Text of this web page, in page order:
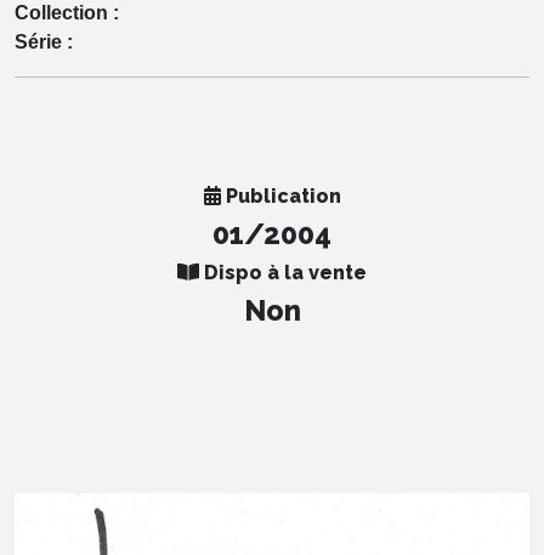
Collection :
Série :
Publication
01/2004
Dispo à la vente
Non